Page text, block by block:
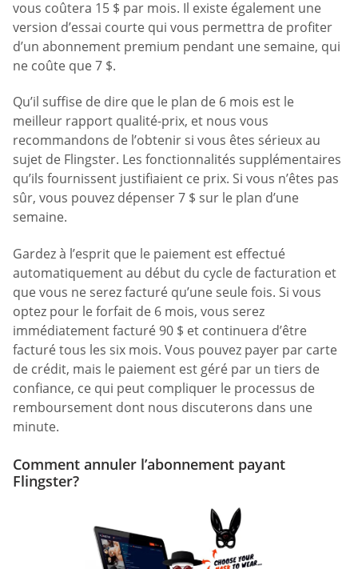
vous coûtera 15 $ par mois. Il existe également une
version d’essai courte qui vous permettra de profiter
d’un abonnement premium pendant une semaine, qui
ne coûte que 7 $.
Qu’il suffise de dire que le plan de 6 mois est le
meilleur rapport qualité-prix, et nous vous
recommandons de l’obtenir si vous êtes sérieux au
sujet de Flingster. Les fonctionnalités supplémentaires
qu’ils fournissent justifiaient ce prix. Si vous n’êtes pas
sûr, vous pouvez dépenser 7 $ sur le plan d’une
semaine.
Gardez à l’esprit que le paiement est effectué
automatiquement au début du cycle de facturation et
que vous ne serez facturé qu’une seule fois. Si vous
optez pour le forfait de 6 mois, vous serez
immédiatement facturé 90 $ et continuera d’être
facturé tous les six mois. Vous pouvez payer par carte
de crédit, mais le paiement est géré par un tiers de
confiance, ce qui peut compliquer le processus de
remboursement dont nous discuterons dans une
minute.
Comment annuler l’abonnement payant
Flingster?